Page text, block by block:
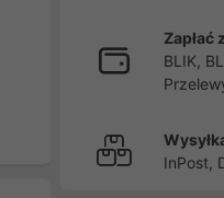
Zapłać
BLIK,
InPost,